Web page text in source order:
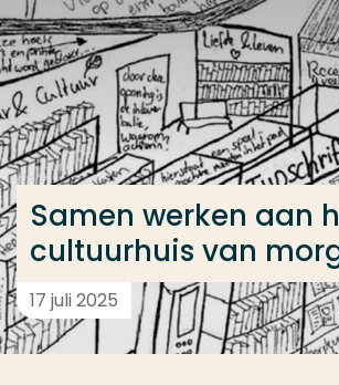
Ga direct naar de content
... > Samen werken aan het
Samen werken aan
cultuurhuis van
17 juli 2025
Veel gezocht
Opleiding
Contact